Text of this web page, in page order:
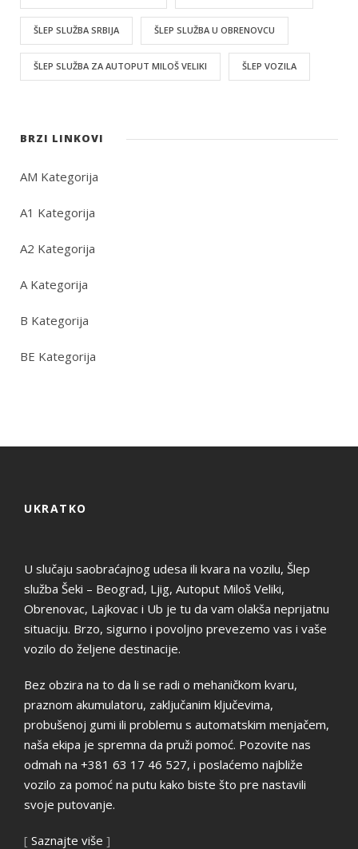
ŠLEP SLUŽBA SRBIJA ŠLEP SLUŽBA U OBRENOVCU
ŠLEP SLUŽBA ZA AUTOPUT MILOŠ VELIKI ŠLEP VOZILA
BRZI LINKOVI
AM Kategorija
A1 Kategorija
A2 Kategorija
A Kategorija
B Kategorija
BE Kategorija
UKRATKO
U slučaju saobraćajnog udesa ili kvara na vozilu, Šlep
služba Šeki – Beograd, Ljig, Autoput Miloš Veliki,
Obrenovac, Lajkovac i Ub je tu da vam olakša neprijatnu
situaciju. Brzo, sigurno i povoljno prevezemo vas i vaše
vozilo do željene destinacije.
Bez obzira na to da li se radi o mehaničkom kvaru,
praznom akumulatoru, zaključanim ključevima,
probušenoj gumi ili problemu s automatskim menjačem,
naša ekipa je spremna da pruži pomoć. Pozovite nas
odmah na +381 63 17 46 527, i poslaćemo najbliže
vozilo za pomoć na putu kako biste što pre nastavili
svoje putovanje.
[ Saznajte više ]